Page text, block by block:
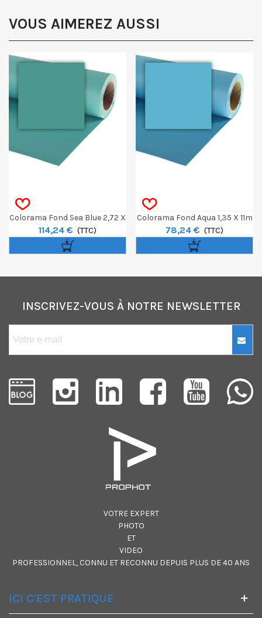
VOUS AIMEREZ AUSSI
Colorama Fond Sea Blue 2,72 X
11m
114,24 € (TTC)
Colorama Fond Aqua 1,35 X 11m
78,24 € (TTC)
INSCRIVEZ-VOUS À NOTRE NEWSLETTER
VOTRE EXPERT
PHOTO
ET
VIDEO
PROFESSIONNEL, CONNU ET RECONNU DEPUIS PLUS DE 40 ANS
ICI C'EST PRATIQUE